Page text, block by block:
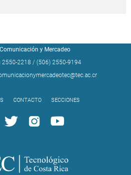
y Mercadeo
2550-2218 / (506) 2550-9194
CONTACTO SECCIONES